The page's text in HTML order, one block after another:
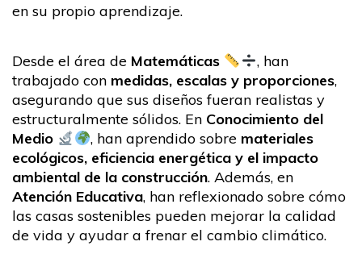
en su propio aprendizaje.
Desde el área de Matemáticas
, han
trabajado con medidas, escalas y proporciones,
asegurando que sus diseños fueran realistas y
estructuralmente sólidos. En Conocimiento del
Medio
, han aprendido sobre materiales
ecológicos, eficiencia energética y el impacto
ambiental de la construcción. Además, en
Atención Educativa, han reflexionado sobre cómo
las casas sostenibles pueden mejorar la calidad
de vida y ayudar a frenar el cambio climático.